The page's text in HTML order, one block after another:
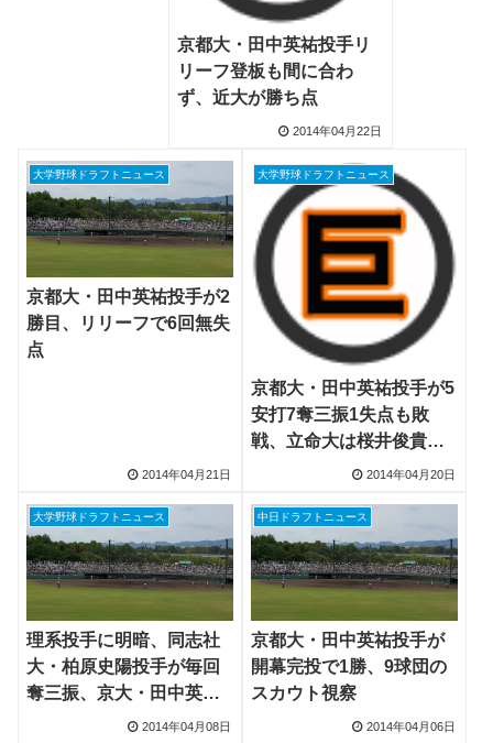
京都大・田中英祐投手リ
リーフ登板も間に合わ
ず、近大が勝ち点
2014年04月22日
大学野球ドラフトニュース
京都大・田中英祐投手が2
勝目、リリーフで6回無失
点
2014年04月21日
大学野球ドラフトニュース
京都大・田中英祐投手が5
安打7奪三振1失点も敗
戦、立命大は桜井俊貴投
2014年04月20日
大学野球ドラフトニュース
理系投手に明暗、同志社
大・柏原史陽投手が毎回
奪三振、京大・田中英祐
投手は打たれる2014年04月08日
中日ドラフトニュース
京都大・田中英祐投手が
開幕完投で1勝、9球団の
スカウト視察
2014年04月06日